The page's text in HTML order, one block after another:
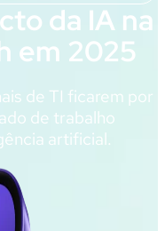
da IA na
em 2025
de TI ficarem por
de trabalho
artificial.